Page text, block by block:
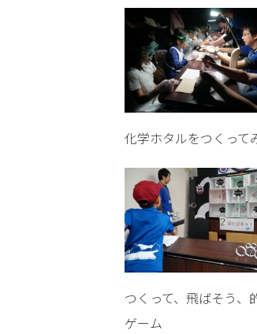
化学ホタルをつくって
つくって、飛ばそう、
ゲーム